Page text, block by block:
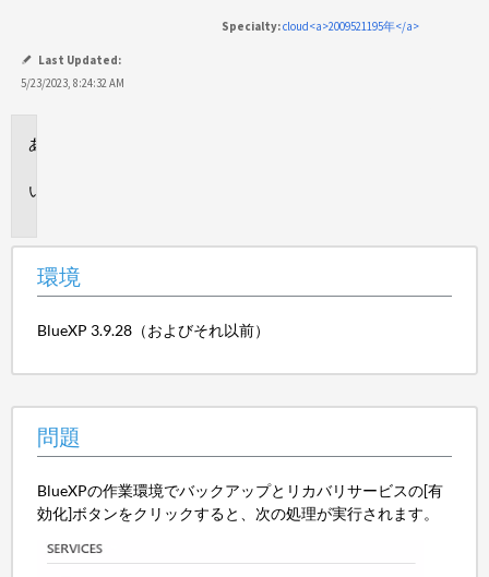
Specialty:cloud<a>2009521195年</a>
Last Updated:
5/23/2023, 8:24:32 AM
環境
BlueXP 3.9.28（およびそれ以前）
問題
BlueXPの作業環境でバックアップとリカバリサービスの[有
効化]ボタンをクリックすると、次の処理が実行されます。